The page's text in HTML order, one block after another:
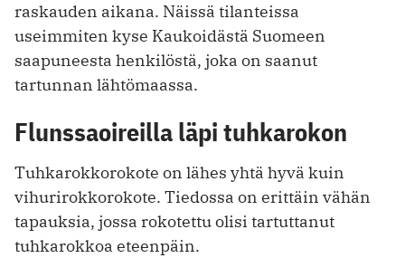
raskauden aikana. Näissä tilanteissa
useimmiten kyse Kaukoidästä Suomeen
saapuneesta henkilöstä, joka on saanut
tartunnan lähtömaassa.
Flunssaoireilla läpi tuhkarokon
Tuhkarokkorokote on lähes yhtä hyvä kuin
vihurirokkorokote. Tiedossa on erittäin vähän
tapauksia, jossa rokotettu olisi tartuttanut
tuhkarokkoa eteenpäin.